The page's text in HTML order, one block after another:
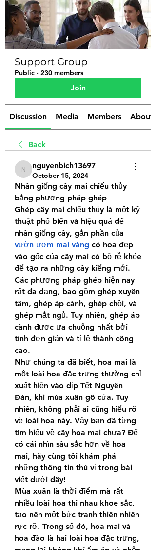
Support Group
Public · 230 members
Join
Discussion Media Members About
Back
nguyenbich13697
nguyenbich13697
October 15, 2024
Nhân giống cây mai chiếu thủy
bằng phương pháp ghép
Ghép cây mai chiếu thủy là một kỹ
thuật phổ biến và hiệu quả để
vườn ươm mai vàng có hoa đẹp
vào gốc của cây mai có bộ rễ khỏe
để tạo ra những cây kiểng mới.
Các phương pháp ghép hiện nay
rất đa dạng, bao gồm ghép xuyên
tâm, ghép áp cành, ghép chồi, và
ghép mắt ngủ. Tuy nhiên, ghép áp
cành được ưa chuộng nhất bởi
tính đơn giản và tỉ lệ thành công
cao.
Như chúng ta đã biết, hoa mai là
một loài hoa đặc trưng thường chỉ
xuất hiện vào dịp Tết Nguyên
Đán, khi mùa xuân gõ cửa. Tuy
nhiên, không phải ai cũng hiểu rõ
về loài hoa này. Vậy bạn đã từng
tìm hiểu về cây hoa mai chưa? Để
có cái nhìn sâu sắc hơn về hoa
mai, hãy cùng tôi khám phá
những thông tin thú vị trong bài
viết dưới đây!
Mùa xuân là thời điểm mà rất
nhiều loài hoa thi nhau khoe sắc,
tạo nên một bức tranh thiên nhiên
rực rỡ. Trong số đó, hoa mai và
hoa đào là hai loài hoa đặc trưng,